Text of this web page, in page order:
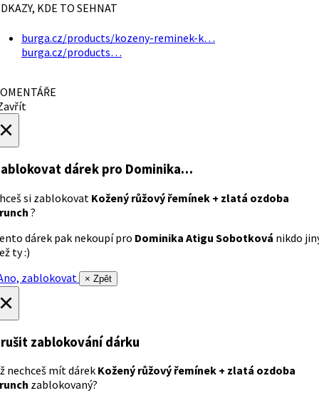
KDE TO SEHNAT
burga.cz/products/kozeny-reminek-k…
burga.cz/products…
dárek pro Dominika…
si zablokovat Kožený růžový řemínek + zlatá ozdoba
?
dárek pak nekoupí pro Dominika Atigu Sobotková nikdo
ty :)
zablokovat
× Zpět
zablokování dárku
nechceš mít dárek Kožený růžový řemínek + zlatá ozdoba
zablokovaný?